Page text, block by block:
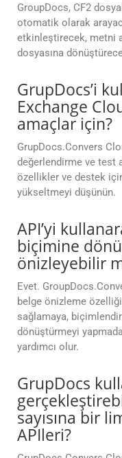
GroupDocs, CF2
otomatik olarak
etkinleştirecek, metni
dosyasına
GrupDocs’i
Exchange
amaçlar için?
GrupDocs.Convers
değerlendirme ve test
özellikler ve destek
yükseltmeyi düşünün.
API’yi
biçimine
önizleyebilir
Evet.
belge önizleme
sağlamaya,
dönüştürmeyi
yardımcı olur.
GrupDocs
sayısına bir
APIleri?